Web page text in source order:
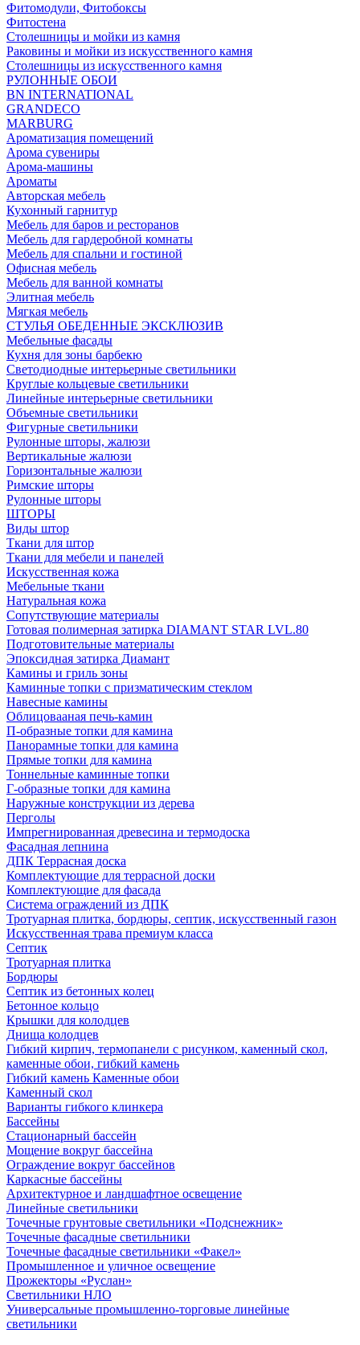
Фитомодули, Фитобоксы
Фитостена
Столешницы и мойки из камня
Раковины и мойки из искусственного камня
Столешницы из искусственного камня
РУЛОННЫЕ ОБОИ
BN INTERNATIONAL
GRANDECO
MARBURG
Ароматизация помещений
Арома сувениры
Арома-машины
Ароматы
Авторская мебель
Кухонный гарнитур
Мебель для баров и ресторанов
Мебель для гардеробной комнаты
Мебель для спальни и гостиной
Офисная мебель
Мебель для ванной комнаты
Элитная мебель
Мягкая мебель
СТУЛЬЯ ОБЕДЕННЫЕ ЭКСКЛЮЗИВ
Мебельные фасады
Кухня для зоны барбекю
Светодиодные интерьерные светильники
Круглые кольцевые светильники
Линейные интерьерные светильники
Объемные светильники
Фигурные светильники
Рулонные шторы, жалюзи
Вертикальные жалюзи
Горизонтальные жалюзи
Римские шторы
Рулонные шторы
ШТОРЫ
Виды штор
Ткани для штор
Ткани для мебели и панелей
Искусственная кожа
Мебельные ткани
Натуральная кожа
Сопутствующие материалы
Готовая полимерная затирка DIAMANT STAR LVL.80
Подготовительные материалы
Эпоксидная затирка Диамант
Камины и гриль зоны
Каминные топки с призматическим стеклом
Навесные камины
Облицовааная печь-камин
П-образные топки для камина
Панорамные топки для камина
Прямые топки для камина
Тоннельные каминные топки
Г-образные топки для камина
Наружные конструкции из дерева
Перголы
Импрегнированная древесина и термодоска
Фасадная лепнина
ДПК Террасная доска
Комплектующие для террасной доски
Комплектующие для фасада
Система ограждений из ДПК
Тротуарная плитка, бордюры, септик, искусственный газон
Искусственная трава премиум класса
Септик
Тротуарная плитка
Бордюры
Септик из бетонных колец
Бетонное кольцо
Крышки для колодцев
Днища колодцев
Гибкий кирпич, термопанели с рисунком, каменный скол,
каменные обои, гибкий камень
Гибкий камень Каменные обои
Каменный скол
Варианты гибкого клинкера
Бассейны
Стационарный бассейн
Мощение вокруг бассейна
Ограждение вокруг бассейнов
Каркасные бассейны
Архитектурное и ландшафтное освещение
Линейные светильники
Точечные грунтовые светильники «Подснежник»
Точечные фасадные светильники
Точечные фасадные светильники «Факел»
Промышленное и уличное освещение
Прожекторы «Руслан»
Светильники НЛО
Универсальные промышленно-торговые линейные
светильники